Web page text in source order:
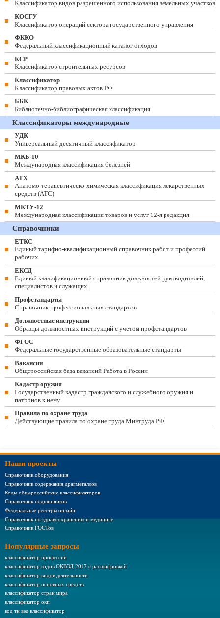
Классификатор видов разрешенного использования земельных участков
КОСГУ
Классификатор операций сектора государственного управления
ФККО
Федеральный классификационный каталог отходов
КСР
Классификатор строительных ресурсов
Классификатор
Классификатор правовых актов РФ
ББК
Библиотечно-библиографическая классификация
Классификаторы международные
УДК
Универсальный десятичный классификатор
МКБ-10
Международная классификация болезней
АТХ
Анатомо-терапевтическо-химическая классификация лекарственных
средств (ATC)
МКТУ-12
Международная классификация товаров и услуг 12-я редакция
Справочники
ЕТКС
Единый тарифно-квалификационный справочник работ и профессий
рабочих
ЕКСД
Единый квалификационный справочник должностей руководителей,
специалистов и служащих
Профстандарты
Справочник профессиональных стандартов
Должностные инструкции
Образцы должностных инструкций с учетом профстандартов
ФГОС
Федеральные государственные образовательные стандарты
Вакансии
Общероссийская база вакансий Работа в России
Кадастр оружия
Государственный кадастр гражданского и служебного оружия и
патронов к нему
Правила по охране труда
Действующие правила по охране труда Минтруда РФ
Наши проекты
Справочник оборудования
Справочник содержания драгметаллов
Коды общероссийских классификаторов
Справочник подшипников
Федеральные реестры онлайн
Справочник по здравоохранению и медицине
Справочник ГОСТов
Популярные запросы
классификатор профессий
классификатор кодов ОКВЭД 2017 с расшифровкой
классификатор видов деятельности
классификатор основных средств
классификатор стран мира
классификатор окп
код тн вэд классификатор